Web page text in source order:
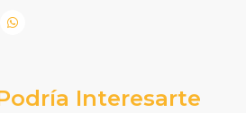
Interesarte